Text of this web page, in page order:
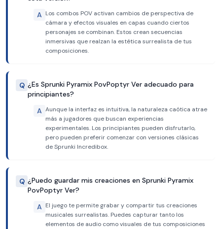
A Los combos POV activan cambios de perspectiva de
cámara y efectos visuales en capas cuando ciertos
personajes se combinan. Estos crean secuencias
inmersivas que realzan la estética surrealista de tus
composiciones.
Q ¿Es Sprunki Pyramix PovPoptyr Ver adecuado para
principiantes?
A Aunque la interfaz es intuitiva, la naturaleza caótica atrae
más a jugadores que buscan experiencias
experimentales. Los principiantes pueden disfrutarlo,
pero pueden preferir comenzar con versiones clásicas
de Sprunki Incredibox.
Q ¿Puedo guardar mis creaciones en Sprunki Pyramix
PovPoptyr Ver?
A El juego te permite grabar y compartir tus creaciones
musicales surrealistas. Puedes capturar tanto los
elementos de audio como visuales de tus composiciones